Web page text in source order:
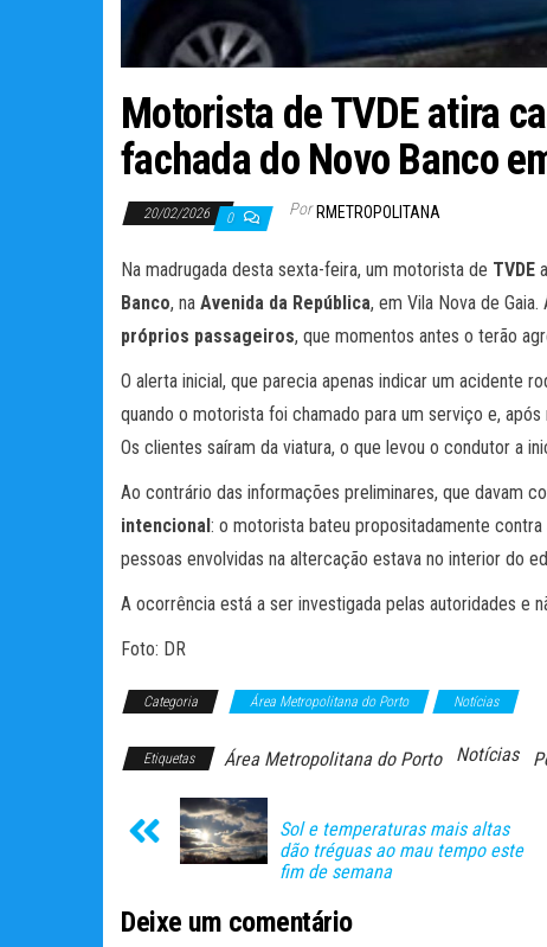
Motorista de TVDE atira
fachada do Novo Banco
20/02/2026 0 Por RMETROPOLITANA
Na madrugada desta sexta-feira, um motorista de TVDE
Banco, na Avenida da República, em Vila Nova de
próprios passageiros, que momentos antes o terão
O alerta inicial, que parecia apenas indicar um acidente
quando o motorista foi chamado para um serviço e,
Os clientes saíram da viatura, o que levou o condutor a
Ao contrário das informações preliminares, que davam
intencional: o motorista bateu propositadamente
pessoas envolvidas na altercação estava no interior do
A ocorrência está a ser investigada pelas autoridades e
Foto: DR
Categoria Área Metropolitana do Porto Notícias
Etiquetas Área Metropolitana do Porto Notícias
Sol e temperaturas mais altas
dão tréguas ao mau tempo este
fim de semana
Deixe um comentário